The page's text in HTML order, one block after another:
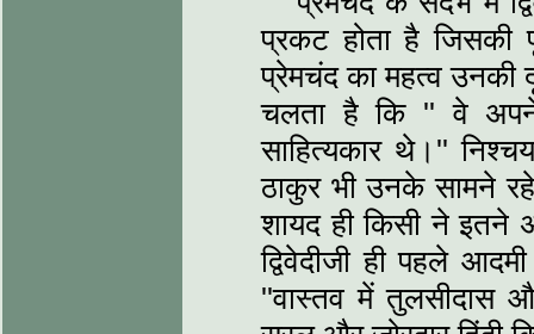
प्रकट होता है जिसकी
प्रेमचंद का महत्‍व उनकी
चलता है कि '' वे अपने
साहित्‍यकार थे।''
ठाकुर भी उनके सामने
शायद ही किसी ने इतने
द्विवेदीजी ही पहले
''वास्‍तव में तुलसीदास